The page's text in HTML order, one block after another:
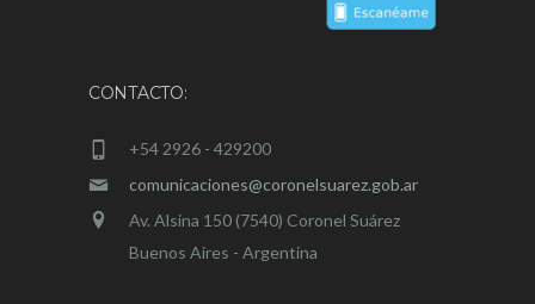
CONTACTO:
+54 2926 - 429200
comunicaciones@coronelsuarez.gob.ar
Av. Alsina 150 (7540) Coronel Suárez
Buenos Aires - Argentina